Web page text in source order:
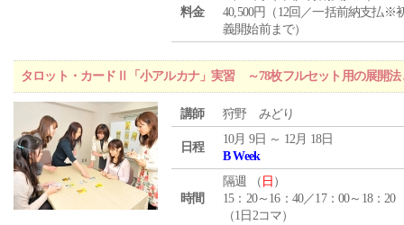
料金
40,500円（12回／一括前納支払※
義開始前まで）
タロット・カードⅡ「小アルカナ」実習 ～78枚フルセット用の展開法
講師 狩野 みどり
日程
10月 9日 ～ 12月 18日
B Week
時間
隔週 （ 日 ）
15：20～16：40／17：00～18：20
（1日2コマ）